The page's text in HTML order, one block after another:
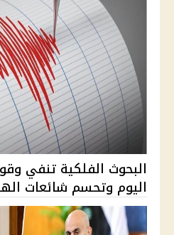
البحوث الفلكية تنفي
اليوم وتحسم شائعات